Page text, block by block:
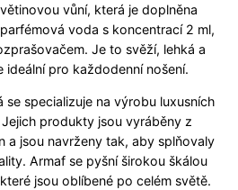
vůní, která je doplněna
voda s koncentrací 2 ml,
Je to svěží, lehká a
ideální pro každodenní nošení.
se specializuje na výrobu luxusních
produkty jsou vyráběny z
a jsou navrženy tak, aby splňovaly
Armaf se pyšní širokou škálou
jsou oblíbené po celém světě.